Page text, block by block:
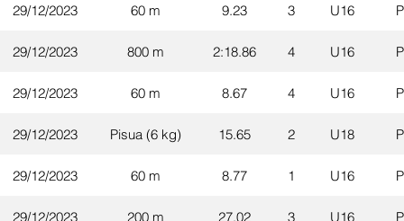
29/12/2023 60 m 9.23 3 U16
29/12/2023 800 m 2:18.86 4 U16
29/12/2023 60 m 8.67 4 U16
29/12/2023 Pisua (6 kg) 15.65 2 U18
29/12/2023 60 m 8.77 1 U16
29/12/2023 200 m 27.02 3 U16